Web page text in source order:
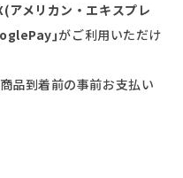
アメリカン・エキスプレ
｣がご利用いただけ
品到着前の事前お支払い